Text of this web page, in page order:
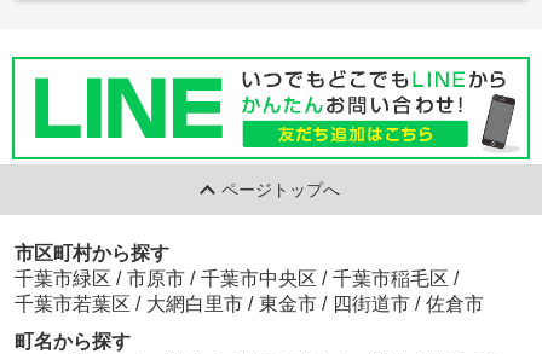
ページトップへ
市区町村から探す
千葉市緑区 / 市原市 / 千葉市中央区 / 千葉市稲毛区 /
千葉市若葉区 / 大網白里市 / 東金市 / 四街道市 / 佐倉市
町名から探す